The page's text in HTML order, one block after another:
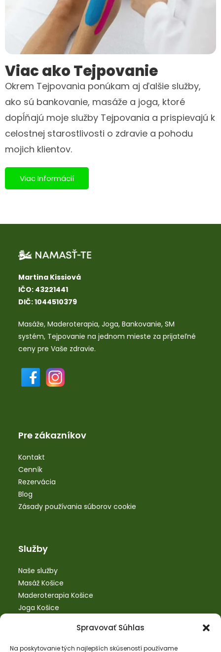
Spravovať Súhlas
Na poskytovanie tých najlepších skúseností používame
Viac ako Tejpovanie
Okrem Tejpovania ponúkam aj ďalšie služby,
ako sú bankovanie, masáže a joga, ktoré
dopĺňajú moje služby Tejpovania a prispievajú k
celostnej starostlivosti o zdravie a pohodu
mojich klientov.
Viac Informácií
Martina Kissiová
IČO: 43221441
DIČ: 1044510379
Masáže,Maderoterapia,Joga,Bankovanie,SM
systém, Tejpovanie na jednom mieste za prijateľné
ceny pre Vaše zdravie.
Pre zákazníkov
Kontakt
Cenník
Rezervácia
Blog
Zásady používania súborov cookie
Služby
Naše služby
Masáž Košice
Maderoterapia Košice
Joga Košice
SM systém Košice
Tejpovanie Košice